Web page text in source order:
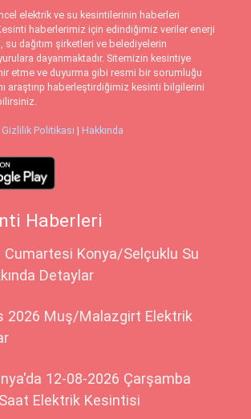
elektrik ve su kesintilerinin haberleri
haberlerimiz için edindiğimiz veriler enerji
su dağıtım şirketleri ve belediyelerin
dayanmaktadır. Sitemizin kesintiye
etme ve duyurma gibi resmi bir sorumluğu
araştırıp haberleştirdiğimiz kesinti bilgilerini
Gizlilik Politikası | Hakkında
Haberleri
Konya/Selçuklu Su
Detaylar
2026 Muş/Malazgirt Elektrik
12-08-2026 Çarşamba
Elektrik Kesintisi